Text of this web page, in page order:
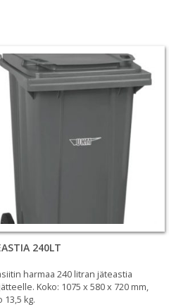
240LT
harmaa 240 litran jäteastia
Koko: 1075 x 580 x 720 mm,
13,5 kg.